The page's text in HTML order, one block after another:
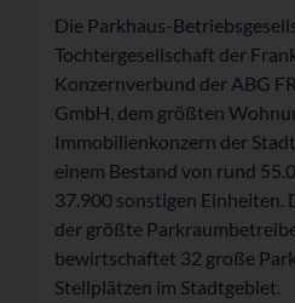
Die Parkhaus-
Tochtergesellschaft der
Konzernverbund der ABG
GmbH, dem größten
Immobilienkonzern der
einem Bestand von rund
37.900 sonstigen Einheiten.
der größte
bewirtschaftet 32 große
Stellplätzen im Stadtgebiet.